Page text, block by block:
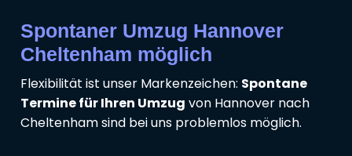
Spontaner Umzug Hannover
Cheltenham möglich
Flexibilität ist unser Markenzeichen: Spontane
Termine für Ihren Umzug von Hannover nach
Cheltenham sind bei uns problemlos möglich.